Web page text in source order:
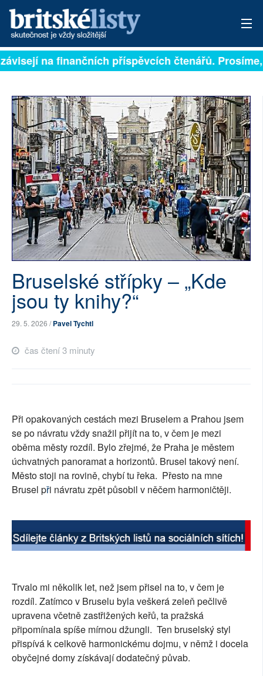
PŘIHLÁSIT
ARCHIV
ROZHOVORY
TÉMATA
NEJČTENĚJŠÍ ZA 7 DNÍ
AUTOŘI
PŘÍSPĚVKY NA PROVOZ
SOCIÁLNÍ SÍTĚ
RUBRIKY
na finančních příspěvcích čtenářů. Prosíme,
Bruselské střípky – „Kde
jsou ty knihy?“
29. 5. 2026 /Pavel Tychtl
čas čtení 3 minuty
Při opakovaných cestách mezi Bruselem a Prahou jsem
se po návratu vždy snažil přijít na to, v čem je mezi
oběma městy rozdíl. Bylo zřejmé, že Praha je městem
úchvatných panoramat a horizontů. Brusel takový není.
Město stoji na rovině, chybí tu řeka. Přesto na mne
Brusel při návratu zpět působil v něčem harmoničtěji.
Trvalo mi několik let, než jsem přisel na to, v čem je
rozdíl. Zatímco v Bruselu byla veškerá zeleň pečlivě
upravena včetně zastřižených keřů, ta pražská
připomínala spíše mírnou džungli. Ten bruselský styl
přispívá k celkově harmonickému dojmu, v němž i docela
obyčejné domy získávají dodatečný půvab.